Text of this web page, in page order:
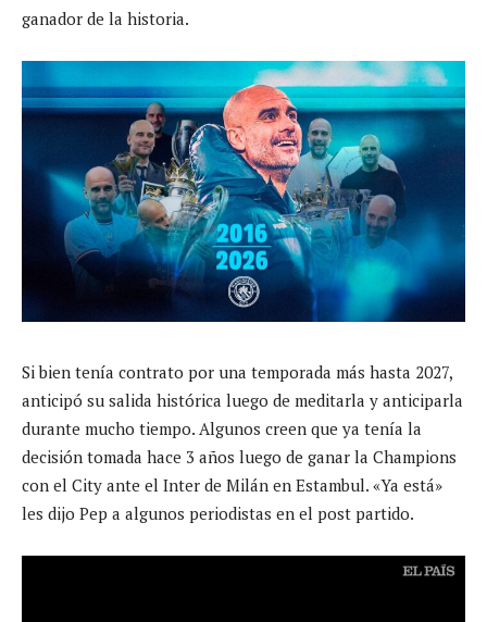
ganador de la historia.
Si bien tenía contrato por una temporada más hasta 2027,
anticipó su salida histórica luego de meditarla y anticiparla
durante mucho tiempo. Algunos creen que ya tenía la
decisión tomada hace 3 años luego de ganar la Champions
con el City ante el Inter de Milán en Estambul. «Ya está»
les dijo Pep a algunos periodistas en el post partido.